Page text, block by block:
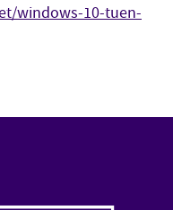
windows-10-tuen-